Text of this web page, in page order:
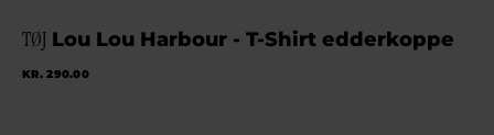
TØJ Lou Lou Harbour - T-Shirt edderkoppe
KR. 290.00